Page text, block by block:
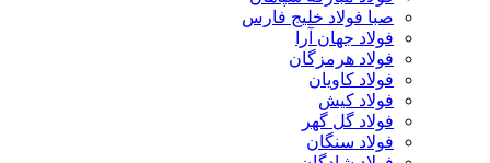
صبا فولاد خلیج فارس
فولاد جهان آرا
فولاد هرمزگان
فولاد کاویان
فولاد کیش
فولاد گل گهر
فولاد سنگان